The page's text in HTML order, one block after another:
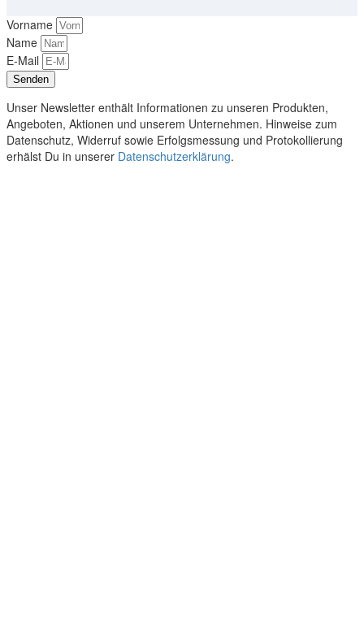
Vorname
Name
E-Mail
Senden
Unser Newsletter enthält Informationen zu unseren Produkten,
Angeboten, Aktionen und unserem Unternehmen. Hinweise zum
Datenschutz, Widerruf sowie Erfolgsmessung und Protokollierung
erhälst Du in unserer Datenschutzerklärung.